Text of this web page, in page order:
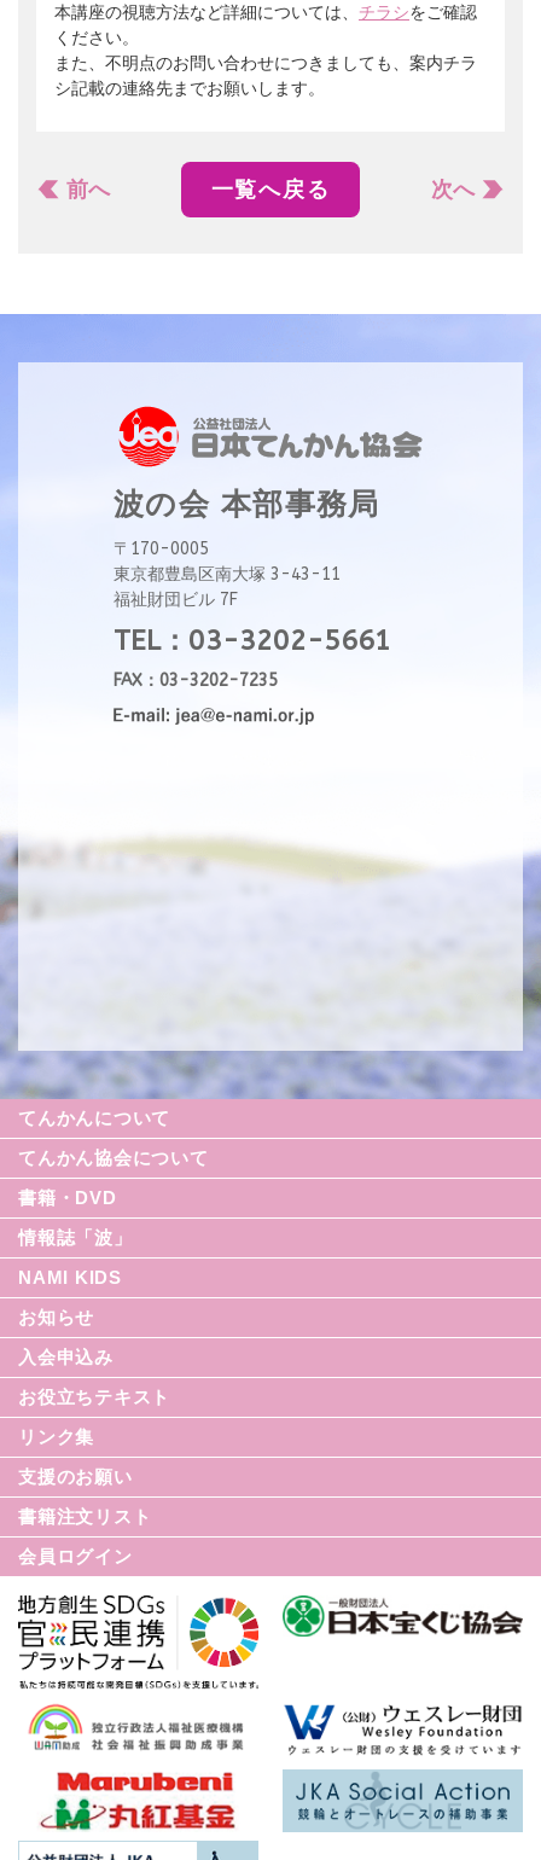
本講座の視聴方法など詳細については、 チラシをご確認
ください。
また、不明点のお問い合わせにつきましても、案内チラ
シ記載の連絡先までお願いします。
前へ 一覧へ戻る 次へ
波の会 本部事務局
〒170-0005
東京都豊島区南大塚 3-43-11
福祉財団ビル 7F
TEL：03-3202-5661
FAX：03-3202-7235
てんかんについて
てんかん協会について
てんかん月間
てんかん基礎講座
世界てんかんの日
書籍・DVD
シリーズ援助の実際
てんかん入門シリーズ
なみセレクション
てんかんのDVD
情報誌「波」
NAMI KIDS
お知らせ
入会申込み
お役立ちテキスト
リンク集
支援のお願い
書籍注文リスト
会員ログイン